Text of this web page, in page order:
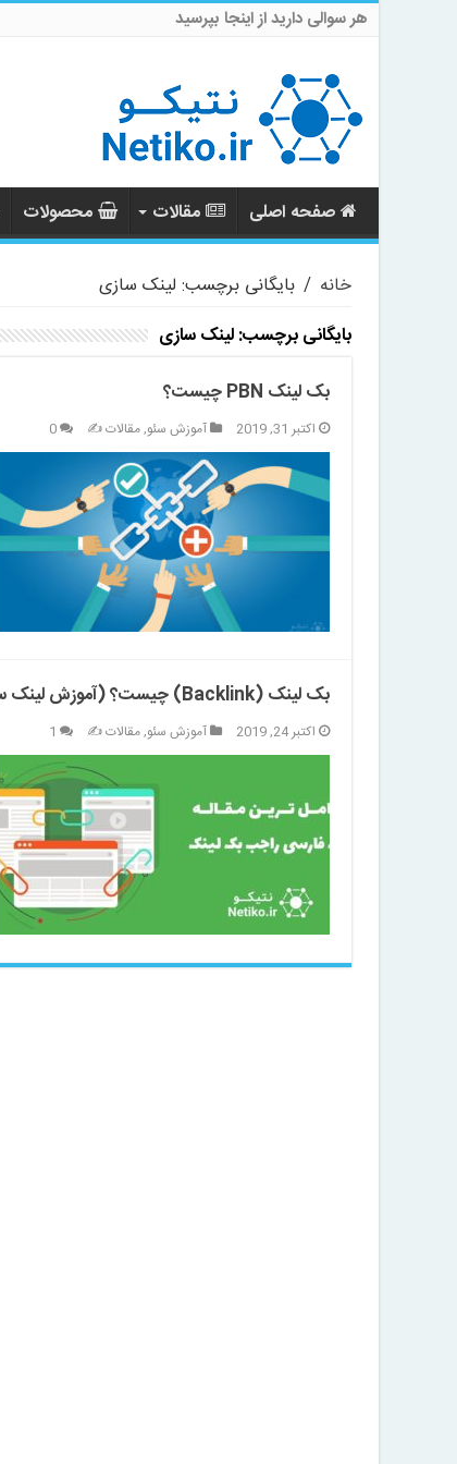
هر سوالی دارید از اینجا بپرسید
صفحه اصلی مقالات محصولات
خانه / بایگانی برچسب: لینک سازی
بایگانی برچسب:لینک سازی
بک لینک PBN چیست؟
اکتبر 31, 2019 آموزش سئو,مقالات ✍️ 0
بک لینک (Backlink) چیست؟ (آموزش لینک سازی اصولی)
اکتبر 24, 2019 آموزش سئو,مقالات ✍️ 1